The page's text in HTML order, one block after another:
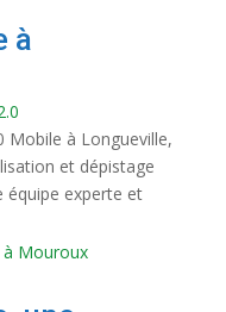
à
Mobile à Longueville,
et dépistage
équipe experte et